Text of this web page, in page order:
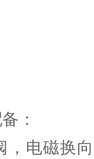
：
，电磁换